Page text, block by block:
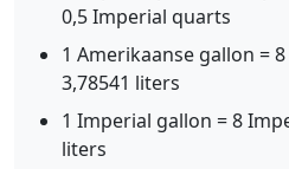
0,5 Imperial quarts
1 Amerikaanse gallon =
3,78541 liters
1 Imperial gallon = 8
liters